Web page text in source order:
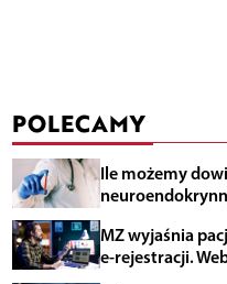
POLECAMY
Ile możemy
MZ wyjaśnia
e-rejestracji.